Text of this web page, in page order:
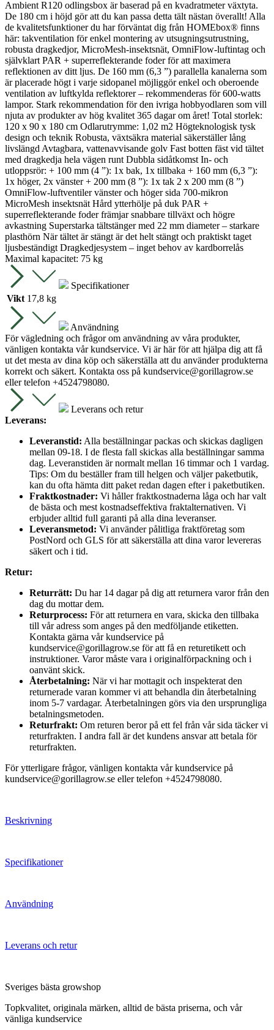
Ambient R120 odlingsbox är baserad på en kvadratmeter växtyta.
De 180 cm i höjd gör att du kan passa detta tält nästan överallt! Alla
de kvalitetsfunktioner du har förväntat dig från HOMEbox® finns
här: takventilation för enkel montering av utsugningsutrustning,
robusta dragkedjor, MicroMesh-insektsnät, OmniFlow-luftintag och
självklart PAR + superreflekterande foder för att maximera
reflektionen av ditt ljus. De 160 mm (6,3 ”) parallella kanalerna som
är placerade högt i varje sidopanel möjliggör enkel och oberoende
ventilation av luftkylda reflektorer – rekommenderas för 600-watts
lampor. Stark rekommendation för den ivriga hobbyodlaren som vill
njuta av produkter av hög kvalitet 365 dagar om året! Total storlek:
120 x 90 x 180 cm Odlarutrymme: 1,02 m2 Högteknologisk tysk
design och teknik Robusta, växtsäkra material säkerställer lång
livslängd Avtagbara, vattenavvisande golv Fast botten fäst vid tältet
med dragkedja hela vägen runt Dubbla sidåtkomst In- och
utloppsrör: + 100 mm (4 ”): 1x bak, 1x tillbaka + 160 mm (6,3 ”):
1x höger, 2x vänster + 200 mm (8 ”): 1x tak 2 x 200 mm (8 ”)
OmniFlow-luftventiler vänster och höger sida 700-mikron
MicroMesh insektsnät Hård ytterhölje på duk PAR +
superreflekterande foder främjar snabbare tillväxt och högre
avkastning Superstarka tältstänger med 22 mm diameter – starkare
plasthörn När tältet är stängt är det helt stängt och praktiskt taget
ljusbeständigt Dragkedjesystem – inget behov av kardborrelås
Maximal kapacitet: 75 kg
Specifikationer
Vikt 17,8 kg
Användning
För vägledning och frågor om användning av våra produkter,
vänligen kontakta vår kundservice. Vi är här för att hjälpa dig att få
ut det mesta av dina köp och säkerställa att du använder produkterna
korrekt och säkert. Kontakta oss på kundservice@gorillagrow.se
eller telefon +4524798080.
Leverans och retur
Leverans:
Leveranstid: Alla beställningar packas och skickas dagligen
mellan 09-18. I de flesta fall skickas alla beställningar samma
dag. Leveranstiden är normalt mellan 16 timmar och 1 vardag.
Tips: Om du beställer fram till helgen och väljer paketbutik,
kan du ofta hämta ditt paket redan dagen efter i paketbutiken.
Fraktkostnader: Vi håller fraktkostnaderna låga och har valt
de bästa och mest kostnadseffektiva fraktalternativen. Vi
erbjuder alltid full garanti på alla dina leveranser.
Leveransmetod: Vi använder pålitliga fraktföretag som
PostNord och GLS för att säkerställa att dina varor levereras
säkert och i tid.
Retur:
Returrätt: Du har 14 dagar på dig att returnera varor från den
dag du mottar dem.
Returprocess: För att returnera en vara, skicka den tillbaka
till vår adress som anges på den medföljande etiketten.
Kontakta gärna vår kundservice på
kundservice@gorillagrow.se för att få en returetikett och
instruktioner. Varor måste vara i originalförpackning och i
oanvänt skick.
Återbetalning: När vi har mottagit och inspekterat den
returnerade varan kommer vi att behandla din återbetalning
inom 5-7 vardagar. Återbetalningen görs via den ursprungliga
betalningsmetoden.
Returfrakt: Om returen beror på ett fel från vår sida täcker vi
returfrakten. I andra fall är det kundens ansvar att betala för
returfrakten.
För ytterligare frågor, vänligen kontakta vår kundservice på
kundservice@gorillagrow.se eller telefon +4524798080.
Beskrivning
Specifikationer
Användning
Leverans och retur
Sveriges bästa growshop
Topkvalitet, originala märken, alltid de bästa priserna, och vår
vänliga kundservice